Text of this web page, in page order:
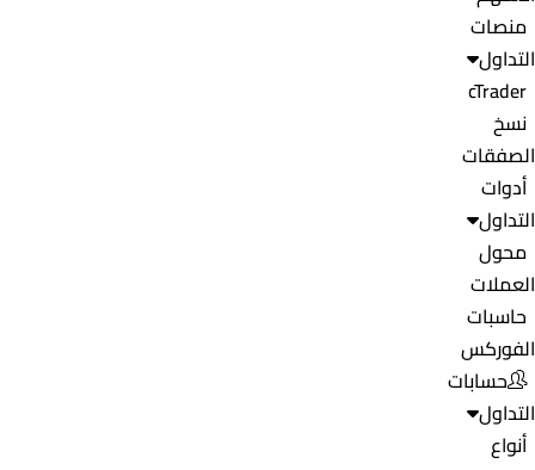
منصات
التداول
cTrader
نسخ
الصفقات
أدوات
التداول
محول
العملات
حاسبات
الفوركس
حسابات
التداول
أنواع